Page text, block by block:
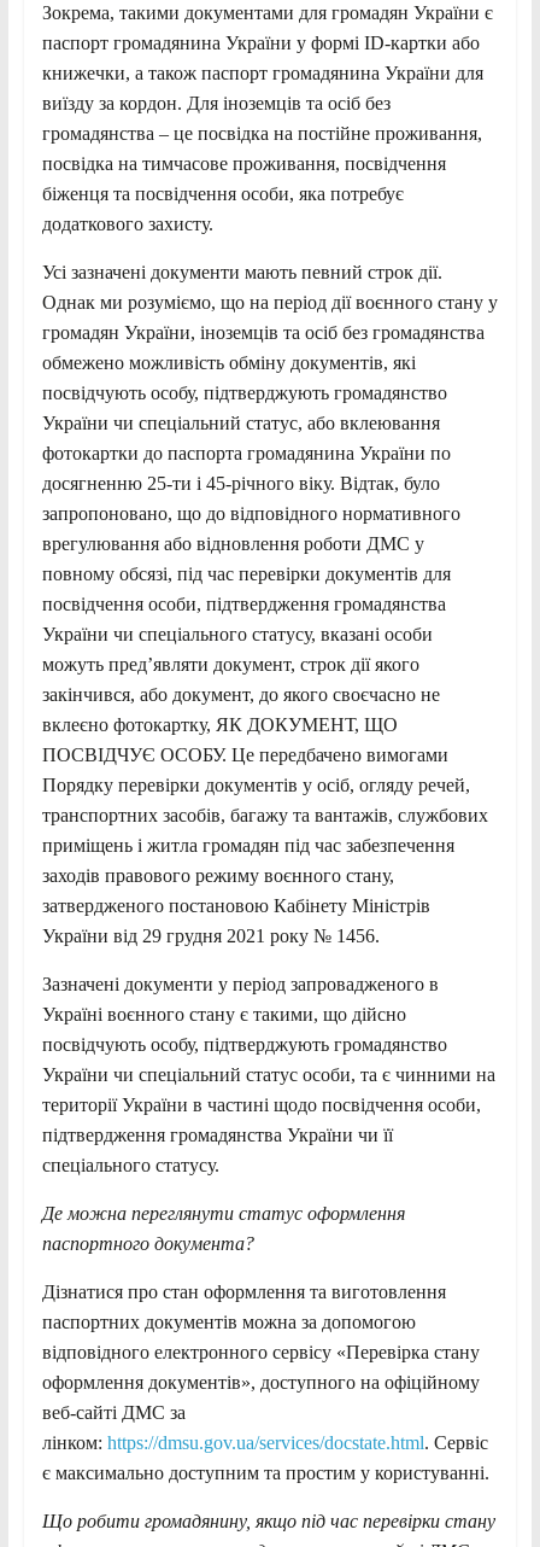
Зокрема, такими документами для громадян України є
паспорт громадянина України у формі ID-картки або
книжечки, а також паспорт громадянина України для
виїзду за кордон. Для іноземців та осіб без
громадянства – це посвідка на постійне проживання,
посвідка на тимчасове проживання, посвідчення
біженця та посвідчення особи, яка потребує
додаткового захисту.
Усі зазначені документи мають певний строк дії.
Однак ми розуміємо, що на період дії воєнного стану у
громадян України, іноземців та осіб без громадянства
обмежено можливість обміну документів, які
посвідчують особу, підтверджують громадянство
України чи спеціальний статус, або вклеювання
фотокартки до паспорта громадянина України по
досягненню 25-ти і 45-річного віку. Відтак, було
запропоновано, що до відповідного нормативного
врегулювання або відновлення роботи ДМС у
повному обсязі, під час перевірки документів для
посвідчення особи, підтвердження громадянства
України чи спеціального статусу, вказані особи
можуть пред’являти документ, строк дії якого
закінчився, або документ, до якого своєчасно не
вклеєно фотокартку, ЯК ДОКУМЕНТ, ЩО
ПОСВІДЧУЄ ОСОБУ. Це передбачено вимогами
Порядку перевірки документів у осіб, огляду речей,
транспортних засобів, багажу та вантажів, службових
приміщень і житла громадян під час забезпечення
заходів правового режиму воєнного стану,
затвердженого постановою Кабінету Міністрів
України від 29 грудня 2021 року № 1456.
Зазначені документи у період запровадженого в
Україні воєнного стану є такими, що дійсно
посвідчують особу, підтверджують громадянство
України чи спеціальний статус особи, та є чинними на
території України в частині щодо посвідчення особи,
підтвердження громадянства України чи її
спеціального статусу.
Де можна переглянути статус оформлення
паспортного документа?
Дізнатися про стан оформлення та виготовлення
паспортних документів можна за допомогою
відповідного електронного сервісу «Перевірка стану
оформлення документів», доступного на офіційному
веб-сайті ДМС за
лінком: https://dmsu.gov.ua/services/docstate.html. Сервіс
є максимально доступним та простим у користуванні.
Що робити громадянину, якщо під час перевірки стану